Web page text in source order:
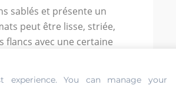
sablés et présente un
peut être lisse, striée,
flancs avec une certaine
jusqu’en 1914 est de
de 64 387 à 64 645
seront refondus.
You can manage your